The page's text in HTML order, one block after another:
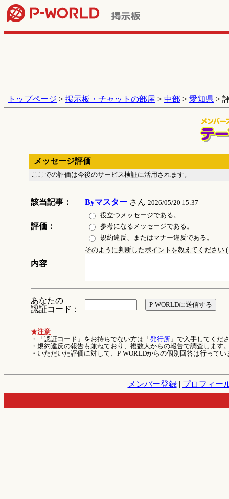
トップページ > 掲示板・チャットの部屋 > 中部 > 愛知県 >
メッセージ評価
ここでの評価は今後のサービス検証に活用されます。
該当記事： Byマスターさん 2026/05/20 15:37
評価：
役立つメッセージである。
参考になるメッセージである。
規約違反、またはマナー違反である。
内容
そのように判断したポイントを教えてください
あなたの
認証コード：
★注意
・「認証コード」をお持ちでない方は「 発行所」で入手してくだ
・規約違反の報告も兼ねており、複数人からの報告で調査します
・いただいた評価に対して、P-WORLDからの個別回答は行ってい
メンバー登録| プロフィー